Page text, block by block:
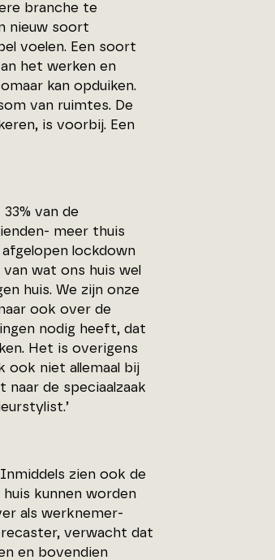
branche te
nieuw soort
voelen. Een soort
het werken en
kan opduiken.
van ruimtes. De
is voorbij. Een
van de
meer thuis
lockdown
wat ons huis wel
huis. We zijn onze
ook over de
nodig heeft, dat
Het is overigens
ook niet allemaal bij
de speciaalzaak
zien ook de
kunnen worden
als werknemer-
verwacht dat
en bovendien